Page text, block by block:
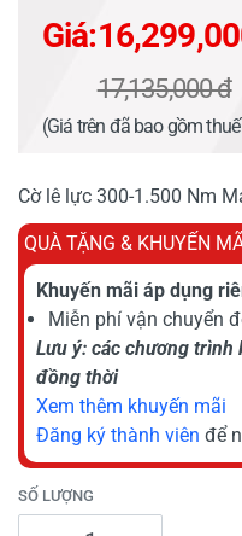
Giá:
17,135,000 đ
(Giá trên đã bao gồm
Cờ lê lực 300-1.500 Nm
QUÀ TẶNG & KHUYẾN
Khuyến mãi áp dụng
Miễn phí vận chuyển
Lưu ý: các chương trình
đồng thời
Xem thêm khuyến mãi
Đăng ký thành viên để
SỐ LƯỢNG